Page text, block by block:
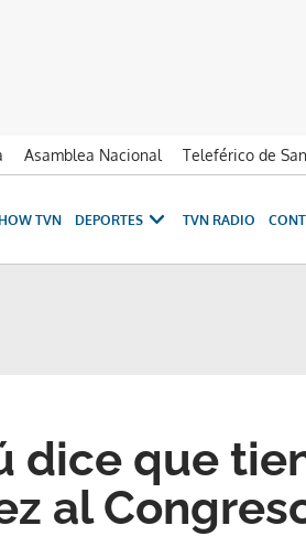
Asamblea Nacional
Teleférico de
TVN DEPORTES TVN RADIO
dice que
al